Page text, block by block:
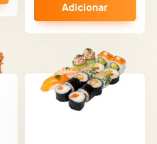
Adicionar